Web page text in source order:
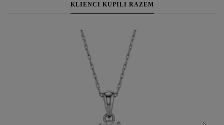
KLIENCI KUPILI RAZEM